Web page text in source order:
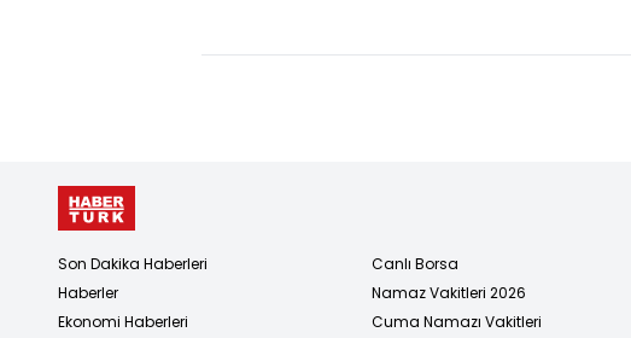
Son Dakika Haberleri
Haberler
Ekonomi Haberleri
Canlı Borsa
Namaz Vakitleri 2026
Cuma Namazı Vakitleri